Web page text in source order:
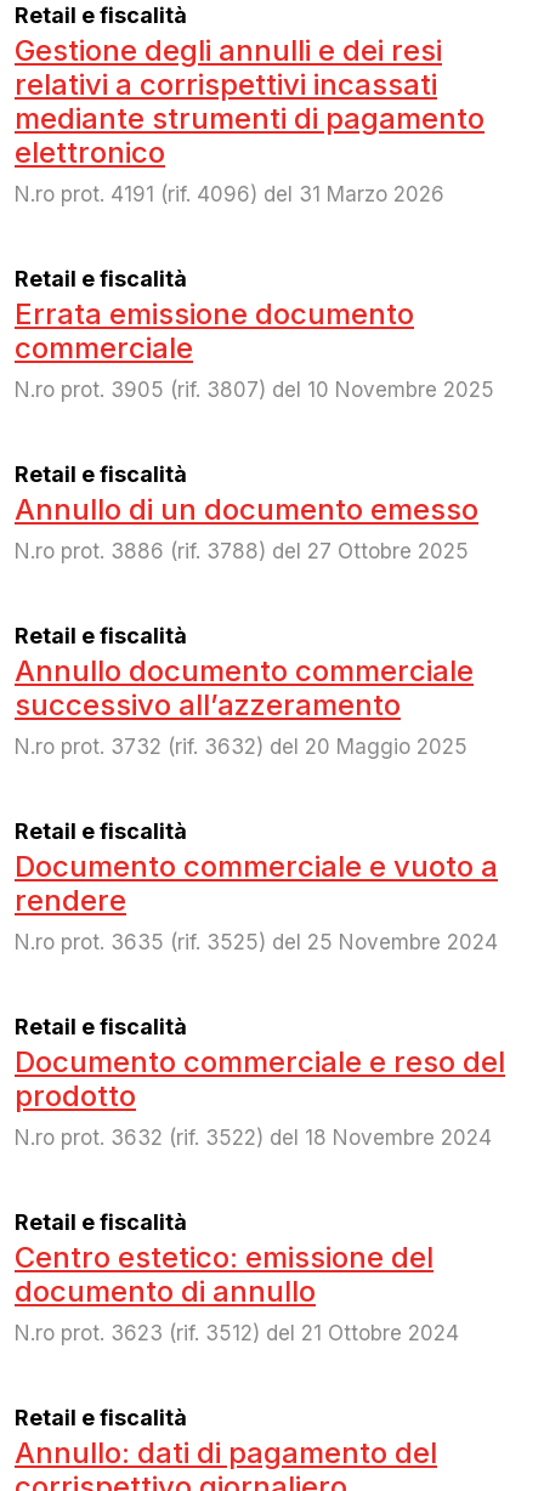
Retail e fiscalità
Gestione degli annulli e dei resi
relativi a corrispettivi incassati
mediante strumenti di pagamento
elettronico
N.ro prot. 4191 (rif. 4096) del 31 Marzo 2026
Retail e fiscalità
Errata emissione documento
commerciale
N.ro prot. 3905 (rif. 3807) del 10 Novembre 2025
Retail e fiscalità
Annullo di un documento emesso
N.ro prot. 3886 (rif. 3788) del 27 Ottobre 2025
Retail e fiscalità
Annullo documento commerciale
successivo all’azzeramento
N.ro prot. 3732 (rif. 3632) del 20 Maggio 2025
Retail e fiscalità
Documento commerciale e vuoto a
rendere
N.ro prot. 3635 (rif. 3525) del 25 Novembre 2024
Retail e fiscalità
Documento commerciale e reso del
prodotto
N.ro prot. 3632 (rif. 3522) del 18 Novembre 2024
Retail e fiscalità
Centro estetico: emissione del
documento di annullo
N.ro prot. 3623 (rif. 3512) del 21 Ottobre 2024
Retail e fiscalità
Annullo: dati di pagamento del